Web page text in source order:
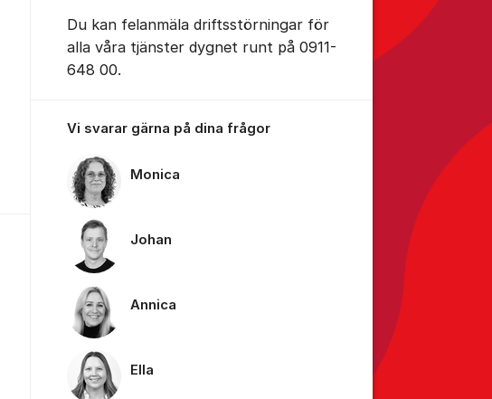
Du kan felanmäla driftsstörningar för
alla våra tjänster dygnet runt på 0911-
648 00.
Vi svarar gärna på dina frågor
Monica
Johan
Annica
Ella